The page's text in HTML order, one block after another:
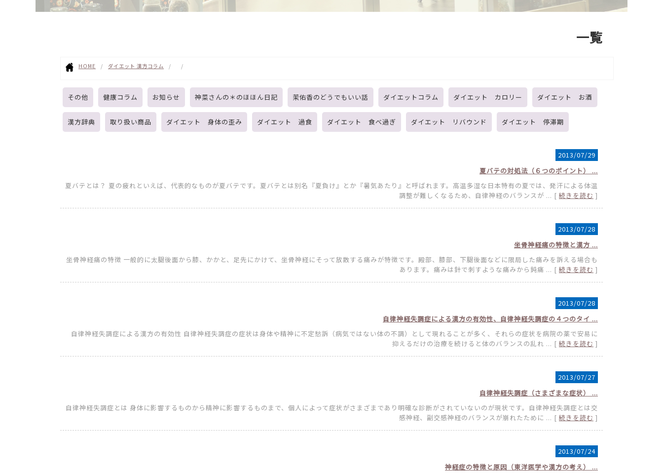
一覧
HOME ダイエット 漢方コラム
その他 健康コラム お知らせ 神菜さんの＊のほほん日記 茉佑香のどうでもいい話 ダイエットコラム ダイエット カロリー ダイエット お酒
漢方辞典 取り扱い商品 ダイエット 身体の歪み ダイエット 過食 ダイエット 食べ過ぎ ダイエット リバウンド ダイエット 停滞期
2013/07/29
夏バテの対処法（６つのポイント） ...
夏バテとは？ 夏の疲れといえば、代表的なものが夏バテです。夏バテとは別名『夏負け』とか『暑気あたり』と呼ばれます。高温多湿な日本特有の夏では、発汗による体温
調整が難しくなるため、自律神経のバランスが ... [ 続きを読む ]
2013/07/28
坐骨神経痛の特徴と漢方 ...
坐骨神経痛の特徴 一般的に太腿後面から膝、かかと、足先にかけて、坐骨神経にそって放散する痛みが特徴です。殿部、膝部、下腿後面などに限局した痛みを訴える場合も
あります。痛みは針で刺すような痛みから鈍痛 ... [ 続きを読む ]
2013/07/28
自律神経失調症による漢方の有効性、自律神経失調症の４つのタイ ...
自律神経失調症による漢方の有効性 自律神経失調症の症状は身体や精神に不定愁訴（病気ではない体の不調）として現れることが多く、それらの症状を病院の薬で安易に
抑えるだけの治療を続けると体のバランスの乱れ ... [ 続きを読む ]
2013/07/27
自律神経失調症（さまざまな症状） ...
自律神経失調症とは 身体に影響するものから精神に影響するものまで、個人によって症状がさまざまであり明確な診断がされていないのが現状です。自律神経失調症とは交
感神経、副交感神経のバランスが崩れたために ... [ 続きを読む ]
2013/07/24
神経症の特徴と原因（東洋医学や漢方の考え） ...